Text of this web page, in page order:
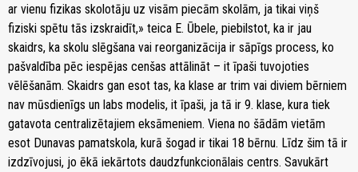
ar vienu fizikas skolotāju uz visām piecām skolām, ja tikai viņš
fiziski spētu tās izskraidīt,» teica E. Ūbele, piebilstot, ka ir jau
skaidrs, ka skolu slēgšana vai reorganizācija ir sāpīgs process, ko
pašvaldība pēc iespējas cenšas attālināt – it īpaši tuvojoties
vēlēšanām. Skaidrs gan esot tas, ka klase ar trim vai diviem bērniem
nav mūsdienīgs un labs modelis, it īpaši, ja tā ir 9. klase, kura tiek
gatavota centralizētajiem eksāmeniem. Viena no šādām vietām
esot Dunavas pamatskola, kurā šogad ir tikai 18 bērnu. Līdz šim tā ir
izdzīvojusi, jo ēkā iekārtots daudzfunkcionālais centrs. Savukārt